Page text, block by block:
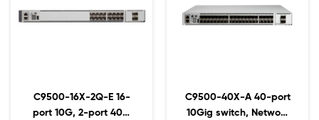
C9500-16X-2Q-E 16-
port 10G, 2-port 40G
C9500-40X-A 40-port
10Gig switch, Network